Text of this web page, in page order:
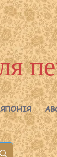
ЯПОНІЯ